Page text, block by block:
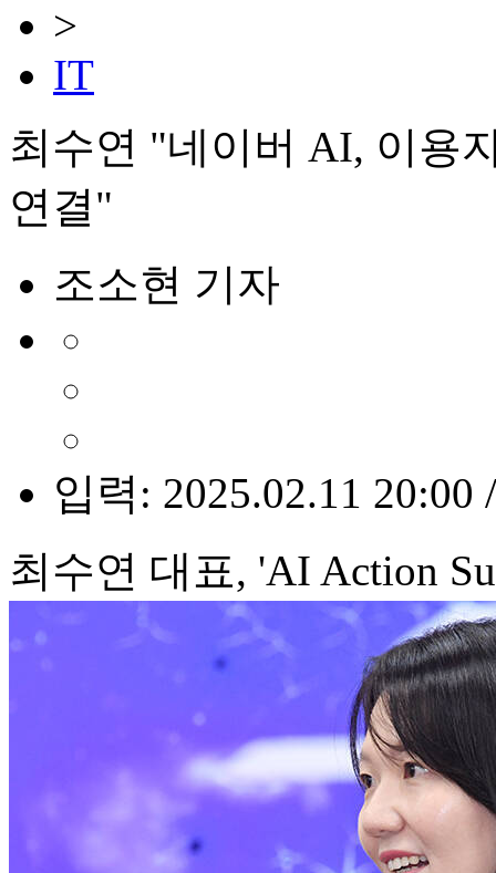
>
IT
최수연 "네이버 AI, 이용
연결"
조소현 기자
입력: 2025.02.11 20:00
최수연 대표, 'AI Action